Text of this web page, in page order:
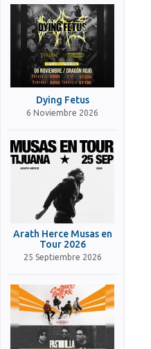
Dying Fetus
6 Noviembre 2026
Arath Herce Musas en
Tour 2026
25 Septiembre 2026